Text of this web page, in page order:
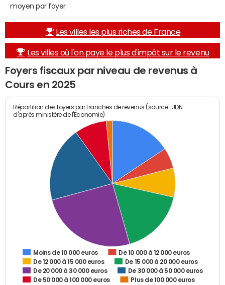
moyen par foyer
Les villes les plus riches de France
Les villes où l'on paye le plus d'impôt sur le revenu
Foyers fiscaux par niveau de revenus à
Cours en 2025
Répartition des foyers par tranches de revenus (source : JDN
d'après ministère de l'Economie)
Moins de 10 000 euros
De 10 000 à 12 000 euros
De 12 000 à 15 000 euros
De 15 000 à 20 000 euros
De 20 000 à 30 000 euros
De 30 000 à 50 000 euros
De 50 000 à 100 000 euros
Plus de 100 000 euros